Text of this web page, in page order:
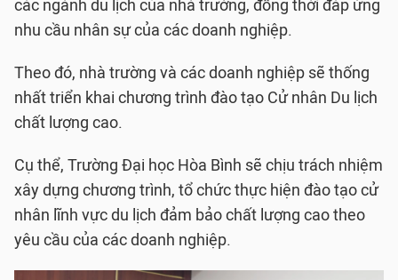
các ngành du lịch của nhà trường, đồng thời đáp ứng
nhu cầu nhân sự của các doanh nghiệp.
Theo đó, nhà trường và các doanh nghiệp sẽ thống
nhất triển khai chương trình đào tạo Cử nhân Du lịch
chất lượng cao.
Cụ thể, Trường Đại học Hòa Bình sẽ chịu trách nhiệm
xây dựng chương trình, tổ chức thực hiện đào tạo cử
nhân lĩnh vực du lịch đảm bảo chất lượng cao theo
yêu cầu của các doanh nghiệp.